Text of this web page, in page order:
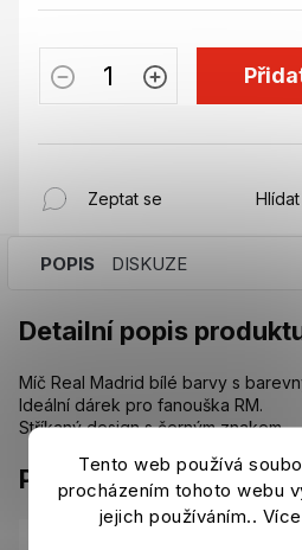
Tento web používá
procházením tohoto webu
jejich používáním..
Zeptat se Hlídat
POPIS DISKUZE
Detailní popis
Míč Real Madrid bílé barvy s
Ideální dárek pro fanouška RM.
Stříkaný design s černým znakem.
Parametry